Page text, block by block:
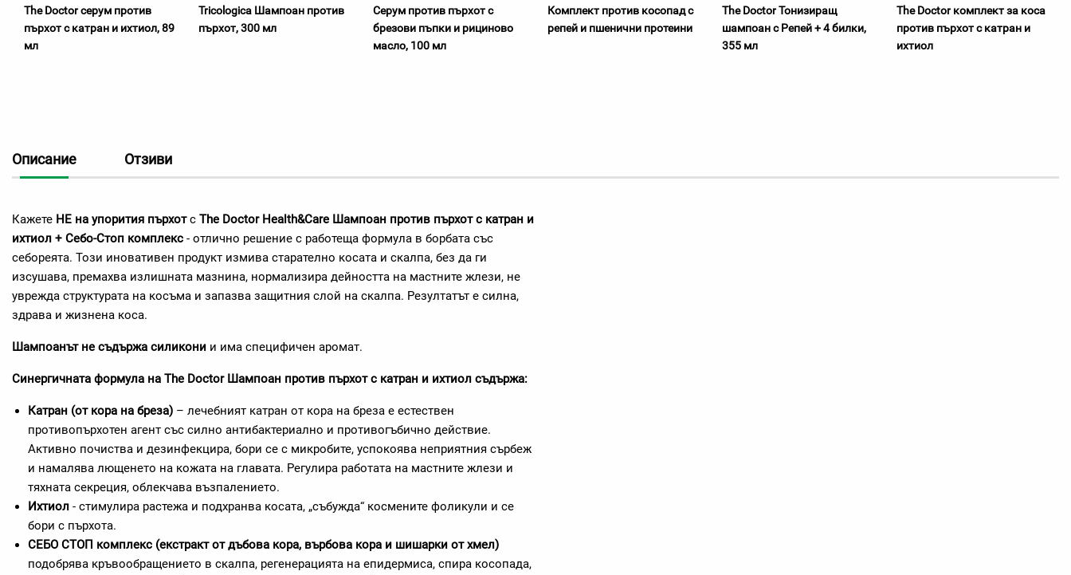
The Doctor серум против
пърхот с катран и ихтиол, 89
мл
Tricologica Шампоан против
пърхот, 300 мл
Серум против пърхот с
брезови пъпки и рициново
масло, 100 мл
Комплект против косопад с
репей и пшенични протеини
The Doctor Тонизиращ
шампоан с Репей + 4 билки,
355 мл
The Doctor комплект за коса
против пърхот с катран и
ихтиол
Описание Отзиви
Кажете НЕ на упорития пърхотс The Doctor Health&Care Шампоан против пърхот с катран и
ихтиол + Себо-Стоп комплекс - отлично решение с работеща формула в борбата със
себореята. Този иновативен продукт измива старателно косата и скалпа, без да ги
изсушава, премахва излишната мазнина, нормализира дейността на мастните жлези, не
уврежда структурата на косъма и запазва защитния слой на скалпа. Резултатът е силна,
здрава и жизнена коса.
Шампоанът не съдържа силикони и има специфичен аромат.
Синергичната формула на The Doctor Шампоан против пърхот с катран и ихтиол съдържа:
Катран (от кора на бреза) – лечебният катран от кора на бреза е естествен
противопърхотен агент със силно антибактериално и противогъбично действие.
Активно почиства и дезинфекцира, бори се с микробите, успокоява неприятния сърбеж
и намалява лющенето на кожата на главата. Регулира работата на мастните жлези и
тяхната секреция, облекчава възпалението.
Ихтиол - стимулира растежа и подхранва косата, „събужда“ космените фоликули и се
бори с пърхота.
СЕБО СТОП комплекс (екстракт от дъбова кора, върбова кора и шишарки от хмел)
подобрява кръвообращението в скалпа, регенерацията на епидермиса, спира косопада,